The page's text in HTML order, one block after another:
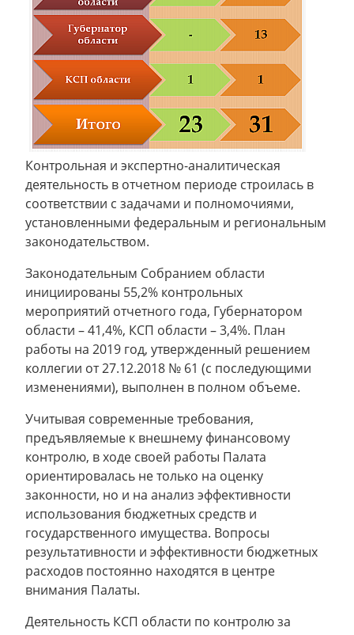
Контрольная и экспертно-аналитическая
деятельность в отчетном периоде строилась в
соответствии с задачами и полномочиями,
установленными федеральным и региональным
законодательством.
Законодательным Собранием области
инициированы 55,2% контрольных
мероприятий отчетного года, Губернатором
области – 41,4%, КСП области – 3,4%. План
работы на 2019 год, утвержденный решением
коллегии от 27.12.2018 № 61 (с последующими
изменениями), выполнен в полном объеме.
Учитывая современные требования,
предъявляемые к внешнему финансовому
контролю, в ходе своей работы Палата
ориентировалась не только на оценку
законности, но и на анализ эффективности
использования бюджетных средств и
государственного имущества. Вопросы
результативности и эффективности бюджетных
расходов постоянно находятся в центре
внимания Палаты.
Деятельность КСП области по контролю за